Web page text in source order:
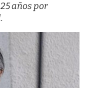
años por